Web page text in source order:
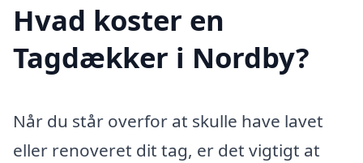
Hvad koster en
Tagdækker i Nordby?
Når du står overfor at skulle have lavet
eller renoveret dit tag, er det vigtigt at